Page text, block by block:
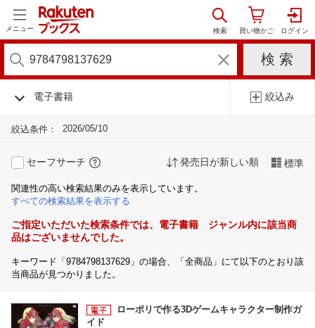
メニュー
電子書籍 絞込み
絞込条件： 2026/05/10
セーフサーチ 発売日が新しい順 標準
関連性の高い検索結果のみを表示しています。
すべての検索結果を表示する
ご指定いただいた検索条件では、電子書籍 ジャンル内に該当商
品はございませんでした。
キーワード「9784798137629」の場合、「全商品」にて以下のとおり該
当商品が見つかりました。
ローポリで作る3Dゲームキャラクター制作ガ
イド